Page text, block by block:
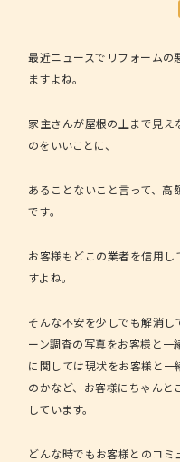
最近ニュースでリフォームの
ますよね。
家主さんが屋根の上まで見
のをいいことに、
あることないこと言って、
です。
お客様もどこの業者を信用
すよね。
そんな不安を少しでも解消
ーン調査の写真をお客様と
に関しては現状をお客様と
のかなど、お客様にちゃん
しています。
どんな時でもお客様とのコ